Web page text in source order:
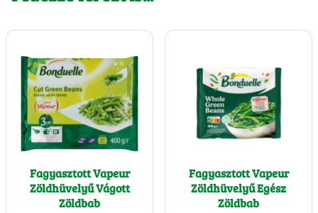
Fagyasztott Vapeur
Zöldhüvelyű Vágott
Zöldbab
Fagyasztott Vapeur
Zöldhüvelyű Egész
Zöldbab